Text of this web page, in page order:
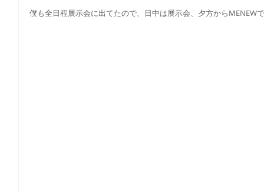
僕も全日程展示会に出てたので、日中は展示会、夕方からMENEW